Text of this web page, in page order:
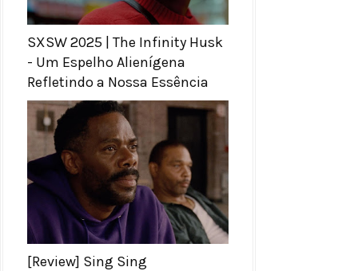
SXSW 2025 | The Infinity Husk
- Um Espelho Alienígena
Refletindo a Nossa Essência
[Review] Sing Sing